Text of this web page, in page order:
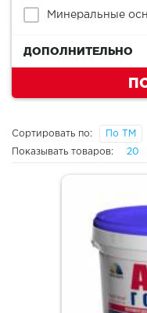
Минеральные
ДОПОЛНИТЕЛЬНО
Сортировать по: По ТМ
Показывать товаров: 20